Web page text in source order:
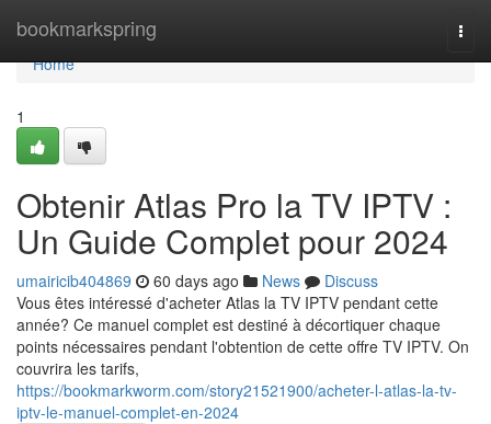
bookmarkspring
Home
Home
1
Obtenir Atlas Pro la TV IPTV :
Un Guide Complet pour 2024
umairicib404869 60 days ago News
Discuss
Vous êtes intéressé d'acheter Atlas la TV IPTV pendant cette
année? Ce manuel complet est destiné à décortiquer chaque
points nécessaires pendant l'obtention de cette offre TV IPTV. On
couvrira les tarifs,
https://bookmarkworm.com/story21521900/acheter-l-atlas-la-tv-
iptv-le-manuel-complet-en-2024